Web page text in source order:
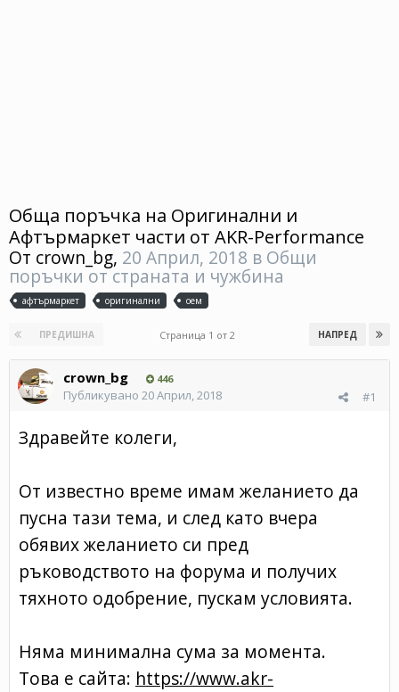
Обща поръчка на Оригинални и
Афтърмаркет части от AKR-Performance
От crown_bg, 20 Април, 2018 в Общи
поръчки от страната и чужбина
афтърмаркет оригинални оем
ПРЕДИШНА НАПРЕД
Страница 1 от 2
crown_bg 446
#1
Публикувано 20 Април, 2018
Здравейте колеги,
От известно време имам желанието да
пусна тази тема, и след като вчера
обявих желанието си пред
ръководството на форума и получих
тяхното одобрение, пускам условията.
Няма минимална сума за момента.
Това е сайта: https://www.akr-